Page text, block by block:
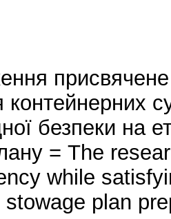
контейнерних
безпеки на
= The
while
plan